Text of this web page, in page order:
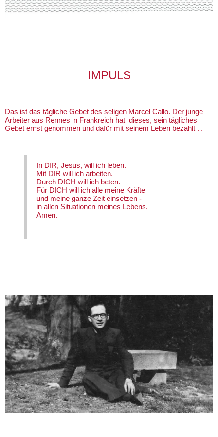
IMPULS
Das ist das tägliche Gebet des seligen Marcel Callo. Der junge
Arbeiter aus Rennes in Frankreich hat dieses, sein tägliches
Gebet ernst genommen und dafür mit seinem Leben bezahlt ...
In DIR, Jesus, will ich leben.
Mit DIR will ich arbeiten.
Durch DICH will ich beten.
Für DICH will ich alle meine Kräfte
und meine ganze Zeit einsetzen -
in allen Situationen meines Lebens.
Amen.